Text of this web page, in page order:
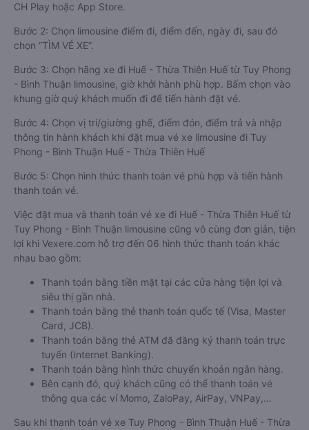
CH Play hoặc App Store.
Bước 2: Chọn limousine điểm đi, điểm đến, ngày đi, sau đó
chọn “TÌM VÉ XE”.
Bước 3: Chọn hãng xe đi Huế - Thừa Thiên Huế từ Tuy Phong
- Bình Thuận limousine, giờ khởi hành phù hợp. Bấm chọn vào
khung giờ quý khách muốn đi để tiến hành đặt vé.
Bước 4: Chọn vị trí/giường ghế, điểm đón, điểm trả và nhập
thông tin hành khách khi đặt mua vé xe limousine đi Tuy
Phong - Bình Thuận Huế - Thừa Thiên Huế
Bước 5: Chọn hình thức thanh toán vé phù hợp và tiến hành
thanh toán vé.
Việc đặt mua và thanh toán vé xe đi Huế - Thừa Thiên Huế từ
Tuy Phong - Bình Thuận limousine cũng vô cùng đơn giản, tiện
lợi khi Vexere.com hỗ trợ đến 06 hình thức thanh toán khác
nhau bao gồm:
Thanh toán bằng tiền mặt tại các cửa hàng tiện lợi và
siêu thị gần nhà.
Thanh toán bằng thẻ thanh toán quốc tế (Visa, Master
Card, JCB).
Thanh toán bằng thẻ ATM đã đăng ký thanh toán trực
tuyến (Internet Banking).
Thanh toán bằng hình thức chuyển khoản ngân hàng.
Bên cạnh đó, quý khách cũng có thể thanh toán vé
thông qua các ví Momo, ZaloPay, AirPay, VNPay,…
Sau khi thanh toán vé xe Tuy Phong - Bình Thuận Huế - Thừa